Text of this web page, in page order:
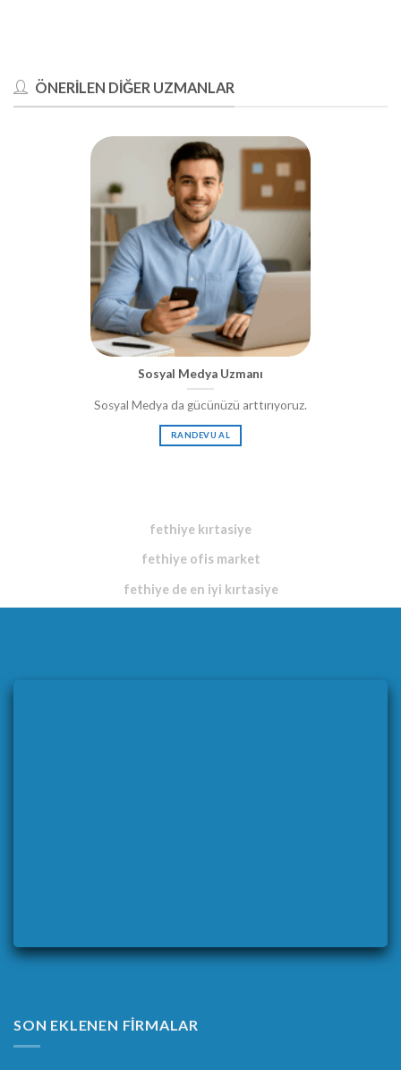
ÖNERİLEN DİĞER UZMANLAR
Sosyal Medya Uzmanı
Sosyal Medya da gücünüzü arttırıyoruz.
RANDEVU AL
fethiye kırtasiye
fethiye ofis market
fethiye de en iyi kırtasiye
SON EKLENEN FIRMALAR